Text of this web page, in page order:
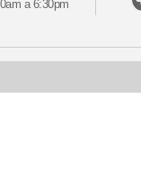
a 6:30pm